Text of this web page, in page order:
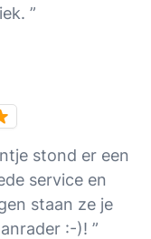
”
stond er een
service en
staan ze je
:-)! ”